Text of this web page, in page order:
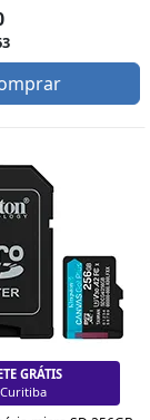
GRÁTIS
Curitiba